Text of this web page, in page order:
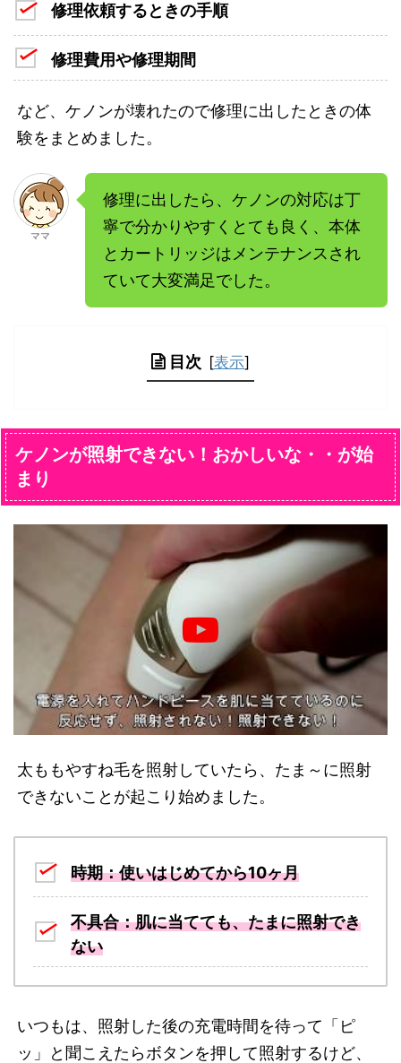
修理依頼するときの手順
修理費用や修理期間
など、ケノンが壊れたので修理に出したときの体
験をまとめました。
ママ
修理に出したら、ケノンの対応は丁
寧で分かりやすくとても良く、本体
とカートリッジはメンテナンスされ
ていて大変満足でした。
目次 [表示]
ケノンが照射できない！おかしいな・・が始
まり
太ももやすね毛を照射していたら、たま～に照射
できないことが起こり始めました。
時期：使いはじめてから10ヶ月
不具合：肌に当てても、たまに照射でき
ない
いつもは、照射した後の充電時間を待って「ピ
ッ」と聞こえたらボタンを押して照射するけど、